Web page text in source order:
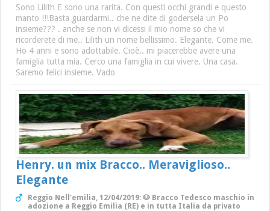
Sono Lilith E sono una rarita. Con questi occhi grandi e questo
manto !!!Basta guardarmi.. che ne dite di godersela un Po
insieme??? . anche se non vi dicessi il mio nome so che vi
ricorderete di me.. Lilith un nome bellissimo. Elegante. Come me.
Ho 4 anni e sono adottabile. Cioè.. mi piacerebbe avere una
famiglia tutta mia. Cerco una famiglia in cui vivere. Una casa.
Saremo felici insieme. Vado
Henry. un mix Bracco.. Meraviglioso..
Elegante
Reggio Nell'emilia, 12/04/2019: 🐶 Bracco Tedesco maschio in
adozione a Reggio Emilia (RE) e in tutta Italia da privato